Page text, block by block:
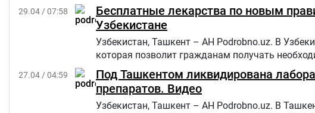
29.04 / 07:58
Бесплатные лекарства по новым
Узбекистане
Узбекистан, Ташкент – АН Podrobno.uz. В
которая позволит гражданам получать
27.04 / 04:59
Под Ташкентом ликвидирована
препаратов. Видео
Узбекистан, Ташкент – АН Podrobno.uz. В